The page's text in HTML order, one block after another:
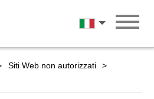
Italiano
Siti Web non autorizzati